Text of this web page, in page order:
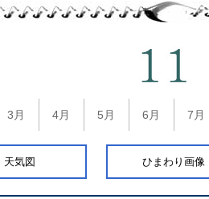
3月 4月 5月 6月 7月
天気図 ひまわり画像